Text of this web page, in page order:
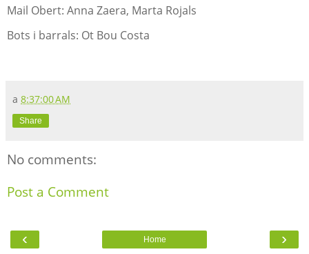
Mail Obert: Anna Zaera, Marta Rojals
Bots i barrals: Ot Bou Costa
a 8:37:00 AM
Share
No comments:
Post a Comment
‹ ›
Home